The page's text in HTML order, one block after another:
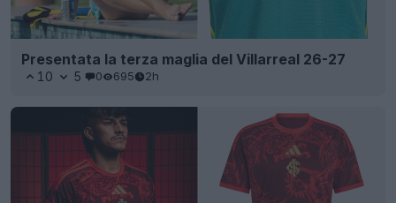
Presentata la terza maglia del Villarreal 26-27
10 5 0 695 2h